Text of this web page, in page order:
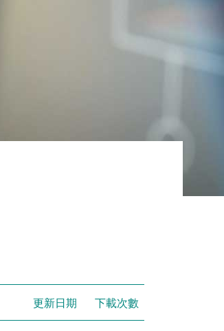
更新日期 下載次數